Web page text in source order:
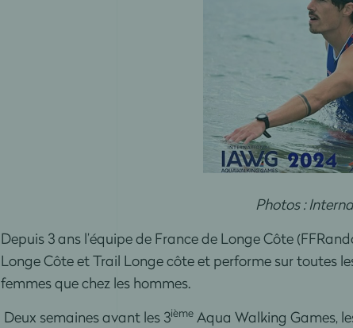
Photos :
Depuis 3 ans l’équipe de France de Longe Côte
Longe Côte et Trail Longe côte et performe sur toutes
femmes que chez les hommes.
Deux semaines avant les 3ièmeAqua Walking Games,